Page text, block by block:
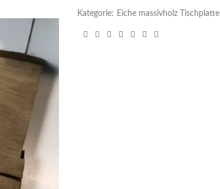
Kategorie: Eiche massivholz Tischplatte